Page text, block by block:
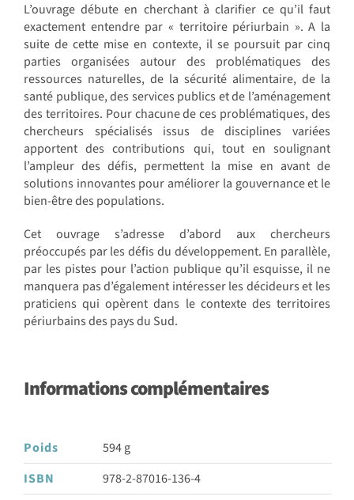
L’ouvrage débute en cherchant à clarifier ce qu’il faut
exactement entendre par « territoire périurbain ». A la
suite de cette mise en contexte, il se poursuit par cinq
parties organisées autour des problématiques des
ressources naturelles, de la sécurité alimentaire, de la
santé publique, des services publics et de l’aménagement
des territoires. Pour chacune de ces problématiques, des
chercheurs spécialisés issus de disciplines variées
apportent des contributions qui, tout en soulignant
l’ampleur des défis, permettent la mise en avant de
solutions innovantes pour améliorer la gouvernance et le
bien-être des populations.
Cet ouvrage s’adresse d’abord aux chercheurs
préoccupés par les défis du développement. En parallèle,
par les pistes pour l’action publique qu’il esquisse, il ne
manquera pas d’également intéresser les décideurs et les
praticiens qui opèrent dans le contexte des territoires
périurbains des pays du Sud.
Informations complémentaires
Poids
594 g
ISBN
978-2-87016-136-4